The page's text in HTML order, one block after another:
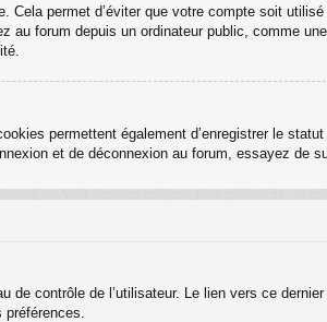
permet d’éviter que votre compte soit utilisé
au forum depuis un ordinateur public, comme
permettent également d’enregistrer le
et de déconnexion au forum, essayez de
contrôle de l’utilisateur. Le lien vers ce